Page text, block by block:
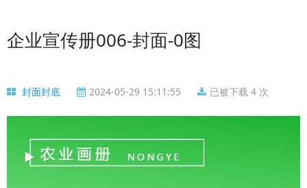
企业宣传册006-封面-0图
封面封底 2024-05-29 15:11:55 已被下载 4 次